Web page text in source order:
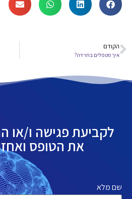
הקודם
איך מטפלים בחרדה?
לקביעת פגישה ו/או
את הטופס
שם מלא